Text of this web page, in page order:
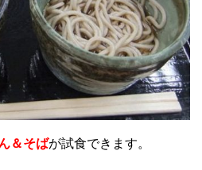
＆そばが試食できます。